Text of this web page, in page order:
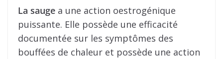
La sauge a une action oestrogénique
puissante. Elle possède une efficacité
documentée sur les symptômes des
bouffées de chaleur et possède une action